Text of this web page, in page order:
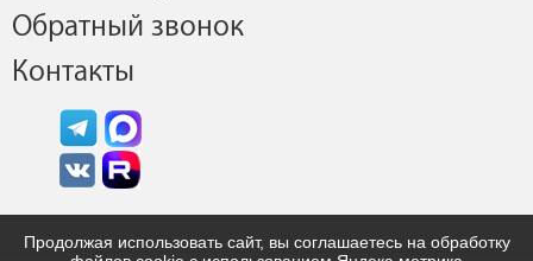
Обратный звонок
Контакты
Продолжая использовать сайт, вы соглашаетесь на обработку